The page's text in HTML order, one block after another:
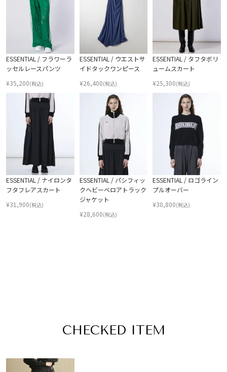
ESSENTIAL / フラワーラ
ッセルレースパンツ
¥35,200(税込)
ESSENTIAL / ウエストサ
イドタックワンピース
¥26,400(税込)
ESSENTIAL / タフタボリ
ュームスカート
¥25,300(税込)
ESSENTIAL / ナイロンタ
フタフレアスカート
¥31,900(税込)
ESSENTIAL / パシフィッ
クヘビーベロアトラック
ジャケット
¥28,600(税込)
ESSENTIAL / ロゴライン
プルオーバー
¥30,800(税込)
CHECKED ITEM